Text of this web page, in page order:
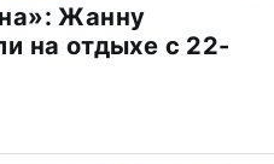
Жанну
на отдыхе с 22-